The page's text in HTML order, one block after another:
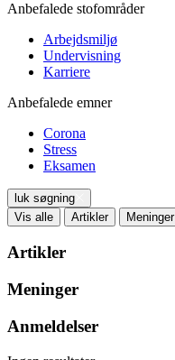
Anbefalede stofområder
Arbejdsmiljø
Undervisning
Karriere
Anbefalede emner
Corona
Stress
Eksamen
luk søgning
Vis alle
Artikler Meninger
Artikler
Meninger
Anmeldelser